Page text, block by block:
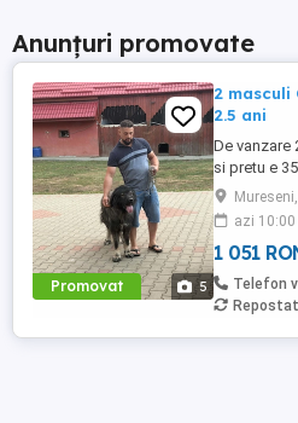
Anunțuri promovate
Promovat 5
2 masculi
2.5 ani
De vanzare
si pretu e
euro un
forte
nu are
azi 10:00
1 051
Telefon